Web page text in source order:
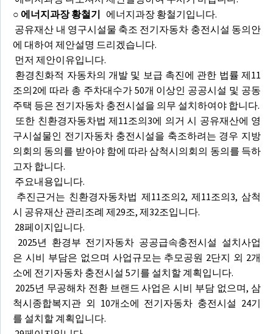
○ 에너지과장 황철기 에너지과장 황철기입니다.
공유재산 내 영구시설물 축조 전기자동차 충전시설 동의안
에 대하여 제안설명 드리겠습니다.
먼저 제안이유입니다.
환경친화적 자동차의 개발 및 보급 촉진에 관한 법률 제11
조의2에 따라 총 주차대수가 50개 이상인 공공시설 및 공동
주택 등은 전기자동차 충전시설을 의무 설치하여야 합니다.
또한 친환경자동차법 제11조의3에 의거 시 공유재산에 영
구시설물인 전기자동차 충전시설을 축조하려는 경우 지방
의회의 동의를 받아야 함에 따라 삼척시의회의 동의를 득하
고자 합니다.
주요내용입니다.
추진근거는 친환경자동차법 제11조의2, 제11조의3, 삼척
시 공유재산 관리조례 제29조, 제32조입니다.
28페이지입니다.
2025년 환경부 전기자동차 공공급속충전시설 설치사업
은 시비 부담은 없으며 사업규모는 추모공원 2단지 외 2개
소에 전기자동차 충전시설 5기를 설치할 계획입니다.
2025년 무공해차 전환 브랜드 사업은 시비 부담 없으며, 삼
척시종합복지관 외 10개소에 전기자동차 충전시설 24기
를 설치할 계획입니다.